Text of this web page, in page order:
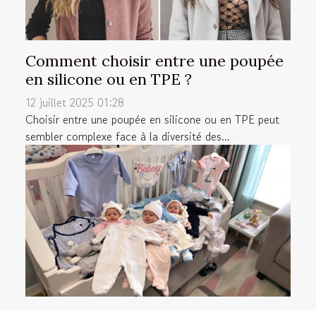
Comment choisir entre une poupée
en silicone ou en TPE ?
12 juillet 2025 01:28
Choisir entre une poupée en silicone ou en TPE peut
sembler complexe face à la diversité des...